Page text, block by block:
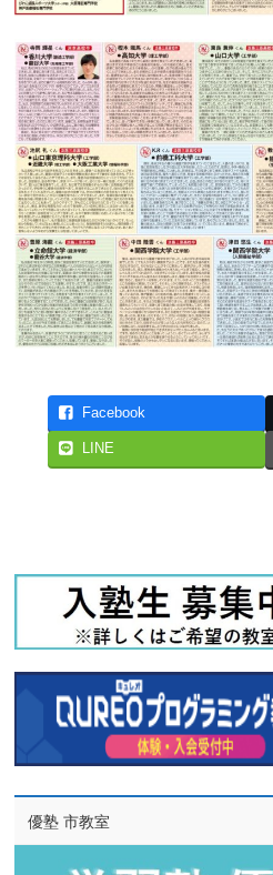
Facebook
LINE
優塾 市教室